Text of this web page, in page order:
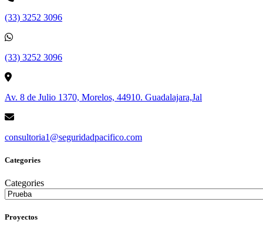
(33) 3252 3096
(33) 3252 3096
Av. 8 de Julio 1370, Morelos, 44910. Guadalajara,Jal
consultoria1@seguridadpacifico.com
Categories
Categories
Proyectos